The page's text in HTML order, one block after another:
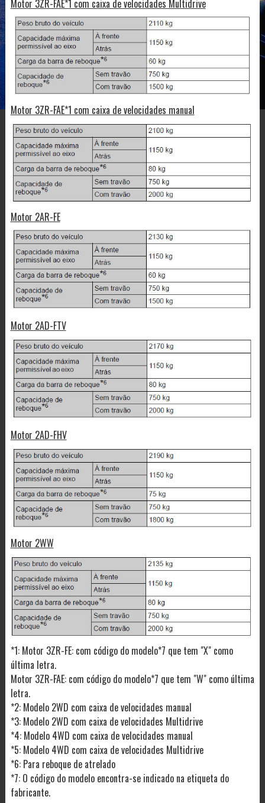
Motor 3ZR-FAE*1 com caixa de velocidades Multidrive
Motor 3ZR-FAE*1 com caixa de velocidades manual
Motor 2AR-FE
Motor 2AD-FTV
Motor 2AD-FHV
Motor 2WW
*1: Motor 3ZR-FE: com código do modelo*7 que tem "X" como
última letra.
Motor 3ZR-FAE: com código do modelo*7 que tem "W" como última
letra.
*2: Modelo 2WD com caixa de velocidades manual
*3: Modelo 2WD com caixa de velocidades Multidrive
*4: Modelo 4WD com caixa de velocidades manual
*5: Modelo 4WD com caixa de velocidades Multidrive
*6: Para reboque de atrelado
*7: O código do modelo encontra-se indicado na etiqueta do
fabricante.